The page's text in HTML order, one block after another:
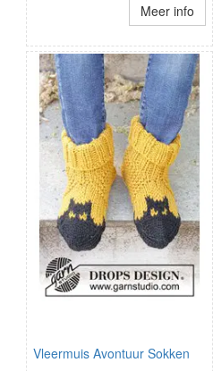
Meer info
Vleermuis Avontuur Sokken